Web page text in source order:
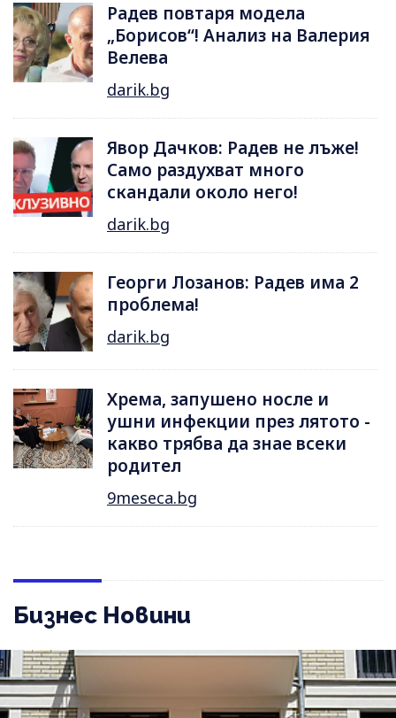
Радев повтаря модела
„Борисов“! Анализ на Валерия
Велева
darik.bg
Явор Дачков: Радев не лъже!
Само раздухват много
скандали около него!
darik.bg
Георги Лозанов: Радев има 2
проблема!
darik.bg
Хрема, запушено носле и
ушни инфекции през лятотo -
какво трябва да знае всеки
родител
9meseca.bg
Бизнес Новини